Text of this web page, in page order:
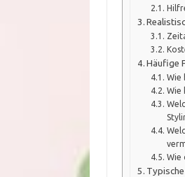
Häufige
Wie
Wie
Wie